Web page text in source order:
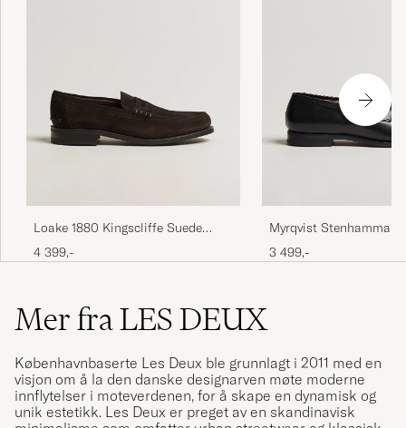
Loake 1880 Kingscliffe Suede
Loafer Dark Brown
4 399,-
Myrqvist Stenhammar
Black Calf
3 499,-
Mer fra LES DEUX
Københavnbaserte Les Deux ble grunnlagt i 2011 med en
visjon om å la den danske designarven møte moderne
innflytelser i moteverdenen, for å skape en dynamisk og
unik estetikk. Les Deux er preget av en skandinavisk